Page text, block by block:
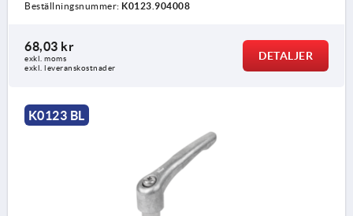
Beställningsnummer: K0123.904008
68,03 kr
exkl. moms
exkl. leveranskostnader
DETALJER
K0123 BL